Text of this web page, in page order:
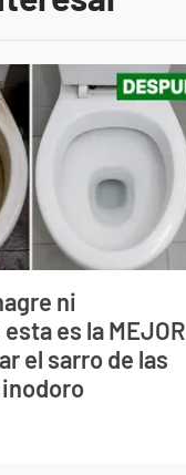
ni
es la MEJOR
el sarro de las